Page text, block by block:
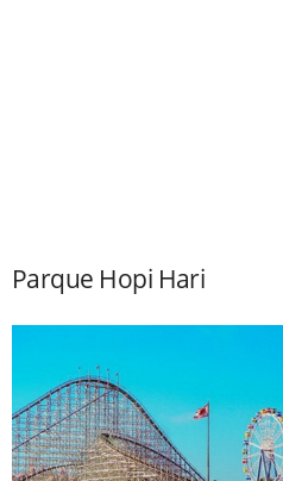
Parque Hopi Hari